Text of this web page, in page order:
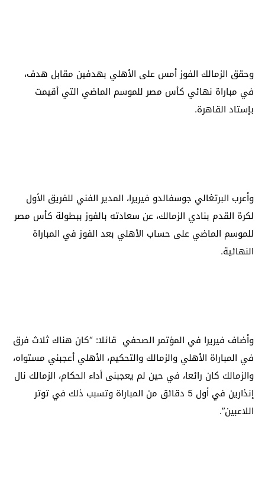
وحقق الزمالك الفوز أمس على الأهلي بهدفين مقابل هدف،
في مباراة نهائي كأس مصر للموسم الماضي التي أقيمت
بإستاد القاهرة.
وأعرب البرتغالي جوسفالدو فيريرا، المدير الفني للفريق الأول
لكرة القدم بنادي الزمالك، عن سعادته بالفوز ببطولة كأس مصر
للموسم الماضي على حساب الأهلي بعد الفوز في المباراة
النهائية.
وأضاف فيريرا في المؤتمر الصحفي قائلا: “كان هناك ثلاث فرق
في المباراة الأهلي والزمالك والتحكيم، الأهلي أعجبني مستواه،
والزمالك كان رائعا، في حين لم يعجبنى أداء الحكام، الزمالك نال
إنذارين في أول 5 دقائق من المباراة وتسبب ذلك في توتر
اللاعبين”.